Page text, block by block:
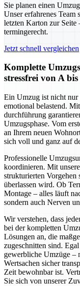
Sie planen einen
Unser erfahrenes Team
letzten Karton zur Seite
termingerecht.
Jetzt schnell vergleichen
Komplette
stressfrei von A
Ein Umzug ist nicht nur
emotional belastend.
durchführung
Umzugsphase. Vom
an Ihrem neuen
sich voll und ganz auf
Professionelle
koordinieren. Mit
strukturierten Vorgehen
überlassen wird. Ob
Montage – alles läuft
sondern auch Nerven
Wir verstehen, dass
bei der kompletten
Lösungen an, die
zugeschnitten sind.
gewerbliche Umzüge –
Wertsachen sicher
Zeit bewohnbar ist.
Sie sich von unserer